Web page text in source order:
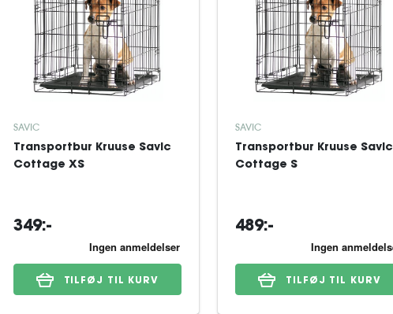
SAVIC
Transportbur Kruuse Savic
Cottage XS
349:-
TILFØJ TIL KURV
SAVIC
Transportbur Kruuse Savic
Cottage S
489:-
TILFØJ TIL KURV